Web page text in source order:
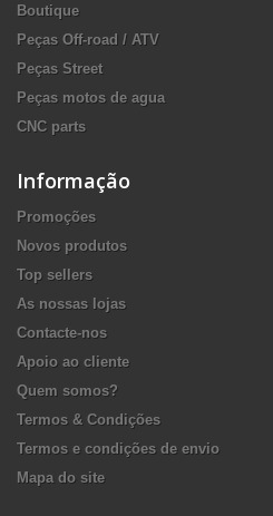
Boutique
Peças Off-road / ATV
Peças Street
Peças motos de agua
CNC parts
Informação
Promoções
Novos produtos
Top sellers
As nossas lojas
Contacte-nos
Apoio ao cliente
Quem somos?
Termos & Condições
Termos e condições de envio
Mapa do site